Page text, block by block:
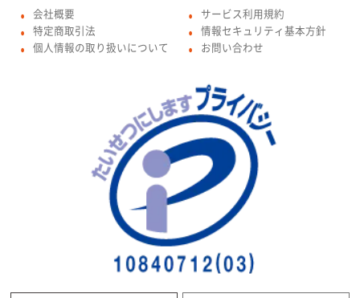
● 会社概要
● 特定商取引法
● 個人情報の取り扱いについて
● サービス利用規約
● 情報セキュリティ基本方針
● お問い合わせ